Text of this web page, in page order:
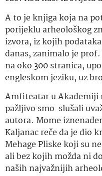
A to je knjiga koja na
porijeklu arheološkog
izvora, iz kojih
danas, zanimalo je
na oko 300 stranica,
engleskom jeziku, uz
Amfiteatar u Akademiji
pažljivo smo slušali
autora. Mome
Kaljanac reče da je dio
Mehage Pliske koji su
ali bez kojih možda ni
naših najvažnijih